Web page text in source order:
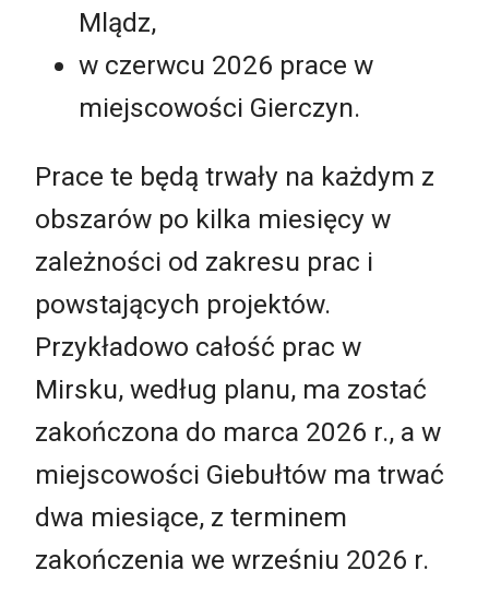
Mlądz,
w czerwcu 2026 prace w
miejscowości Gierczyn.
Prace te będą trwały na każdym z
obszarów po kilka miesięcy w
zależności od zakresu prac i
powstających projektów.
Przykładowo całość prac w
Mirsku, według planu, ma zostać
zakończona do marca 2026 r., a w
miejscowości Giebułtów ma trwać
dwa miesiące, z terminem
zakończenia we wrześniu 2026 r.